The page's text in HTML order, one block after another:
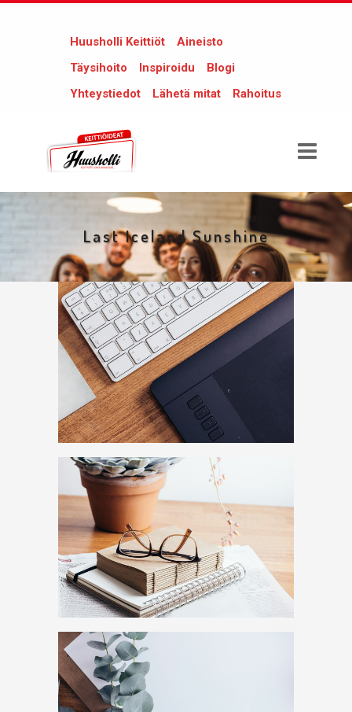
Huusholli Keittiöt
Aineisto
Täysihoito
Inspiroidu
Blogi
Yhteystiedot
Lähetä mitat Rahoitus
Last Iceland Sunshine